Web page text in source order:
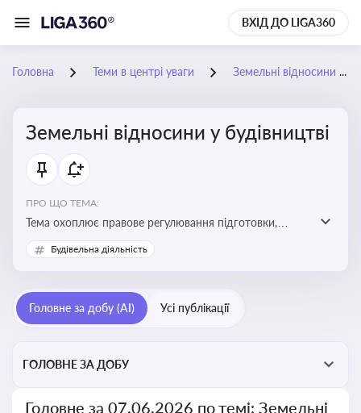
ВХІД ДО LIGA360
Головна Теми в центрі уваги Земельні відносини у будівництві
Земельні відносини у будівництві
ПРО ЩО ТЕМА:
Тема охоплює правове регулювання підготовки,
здійснення та введення в експлуатацію об’єктів
будівництва
Будівельна діяльність
Головне за добу (AI) Усі публікації
ГОЛОВНЕ ЗА ДОБУ
Головне за 07.06.2026 по темі: Земельні